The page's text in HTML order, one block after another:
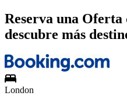
Reserva una
descubre más
London